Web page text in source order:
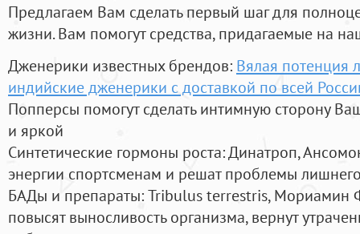
Предлагаем Вам сделать первый шаг для
жизни. Вам помогут средства, придагаемые на
Дженерики известных брендов: Вялая потенция
индийские дженерики с доставкой по всей
Попперсы помогут сделать интимную сторону
и яркой
Синтетические гормоны роста: Динатроп,
энергии спортсменам и решат проблемы
БАДы и препараты:Tribulus terrestris, Мориамин
повысят выносливость организма, вернут